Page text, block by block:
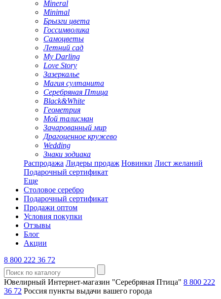
Mineral
Minimal
Брызги цвета
Госсимволика
Самоцветы
Летний сад
My Darling
Love Story
Зазеркалье
Магия султанита
Серебряная Птица
Black&White
Геометрия
Мой талисман
Зачарованный мир
Драгоценное кружево
Wedding
Знаки зодиака
Распродажа Лидеры продаж Новинки Лист желаний
Подарочный сертификат
Еще
Столовое серебро
Подарочный сертификат
Продажи оптом
Условия покупки
Отзывы
Блог
Акции
8 800 222 36 72
Ювелирный Интернет-магазин "Серебряная Птица" 8 800 222
36 72 Россия пункты выдачи вашего города